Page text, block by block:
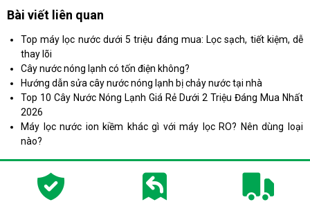
Bài viết liên quan
Top máy lọc nước dưới 5 triệu đáng mua: Lọc sạch, tiết kiệm, dễ
thay lõi
Cây nước nóng lạnh có tốn điện không?
Hướng dẫn sửa cây nước nóng lạnh bị chảy nước tại nhà
Top 10 Cây Nước Nóng Lạnh Giá Rẻ Dưới 2 Triệu Đáng Mua Nhất
2026
Máy lọc nước ion kiềm khác gì với máy lọc RO? Nên dùng loại
nào?